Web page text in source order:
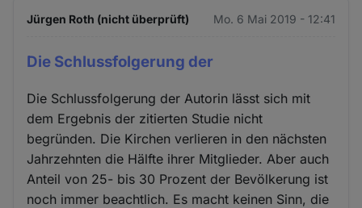
Jürgen Roth (nicht überprüft) Mo. 6 Mai 2019 - 12:41
Die Schlussfolgerung der
Die Schlussfolgerung der Autorin lässt sich mit
dem Ergebnis der zitierten Studie nicht
begründen. Die Kirchen verlieren in den nächsten
Jahrzehnten die Hälfte ihrer Mitglieder. Aber auch
Anteil von 25- bis 30 Prozent der Bevölkerung ist
noch immer beachtlich. Es macht keinen Sinn, die